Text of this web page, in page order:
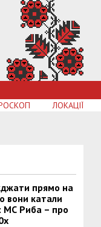
ЛОКАЦІЇ
прямо на
вони катали
МС Риба – про